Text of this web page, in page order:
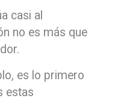
casi al
no es más que
es lo primero
estas